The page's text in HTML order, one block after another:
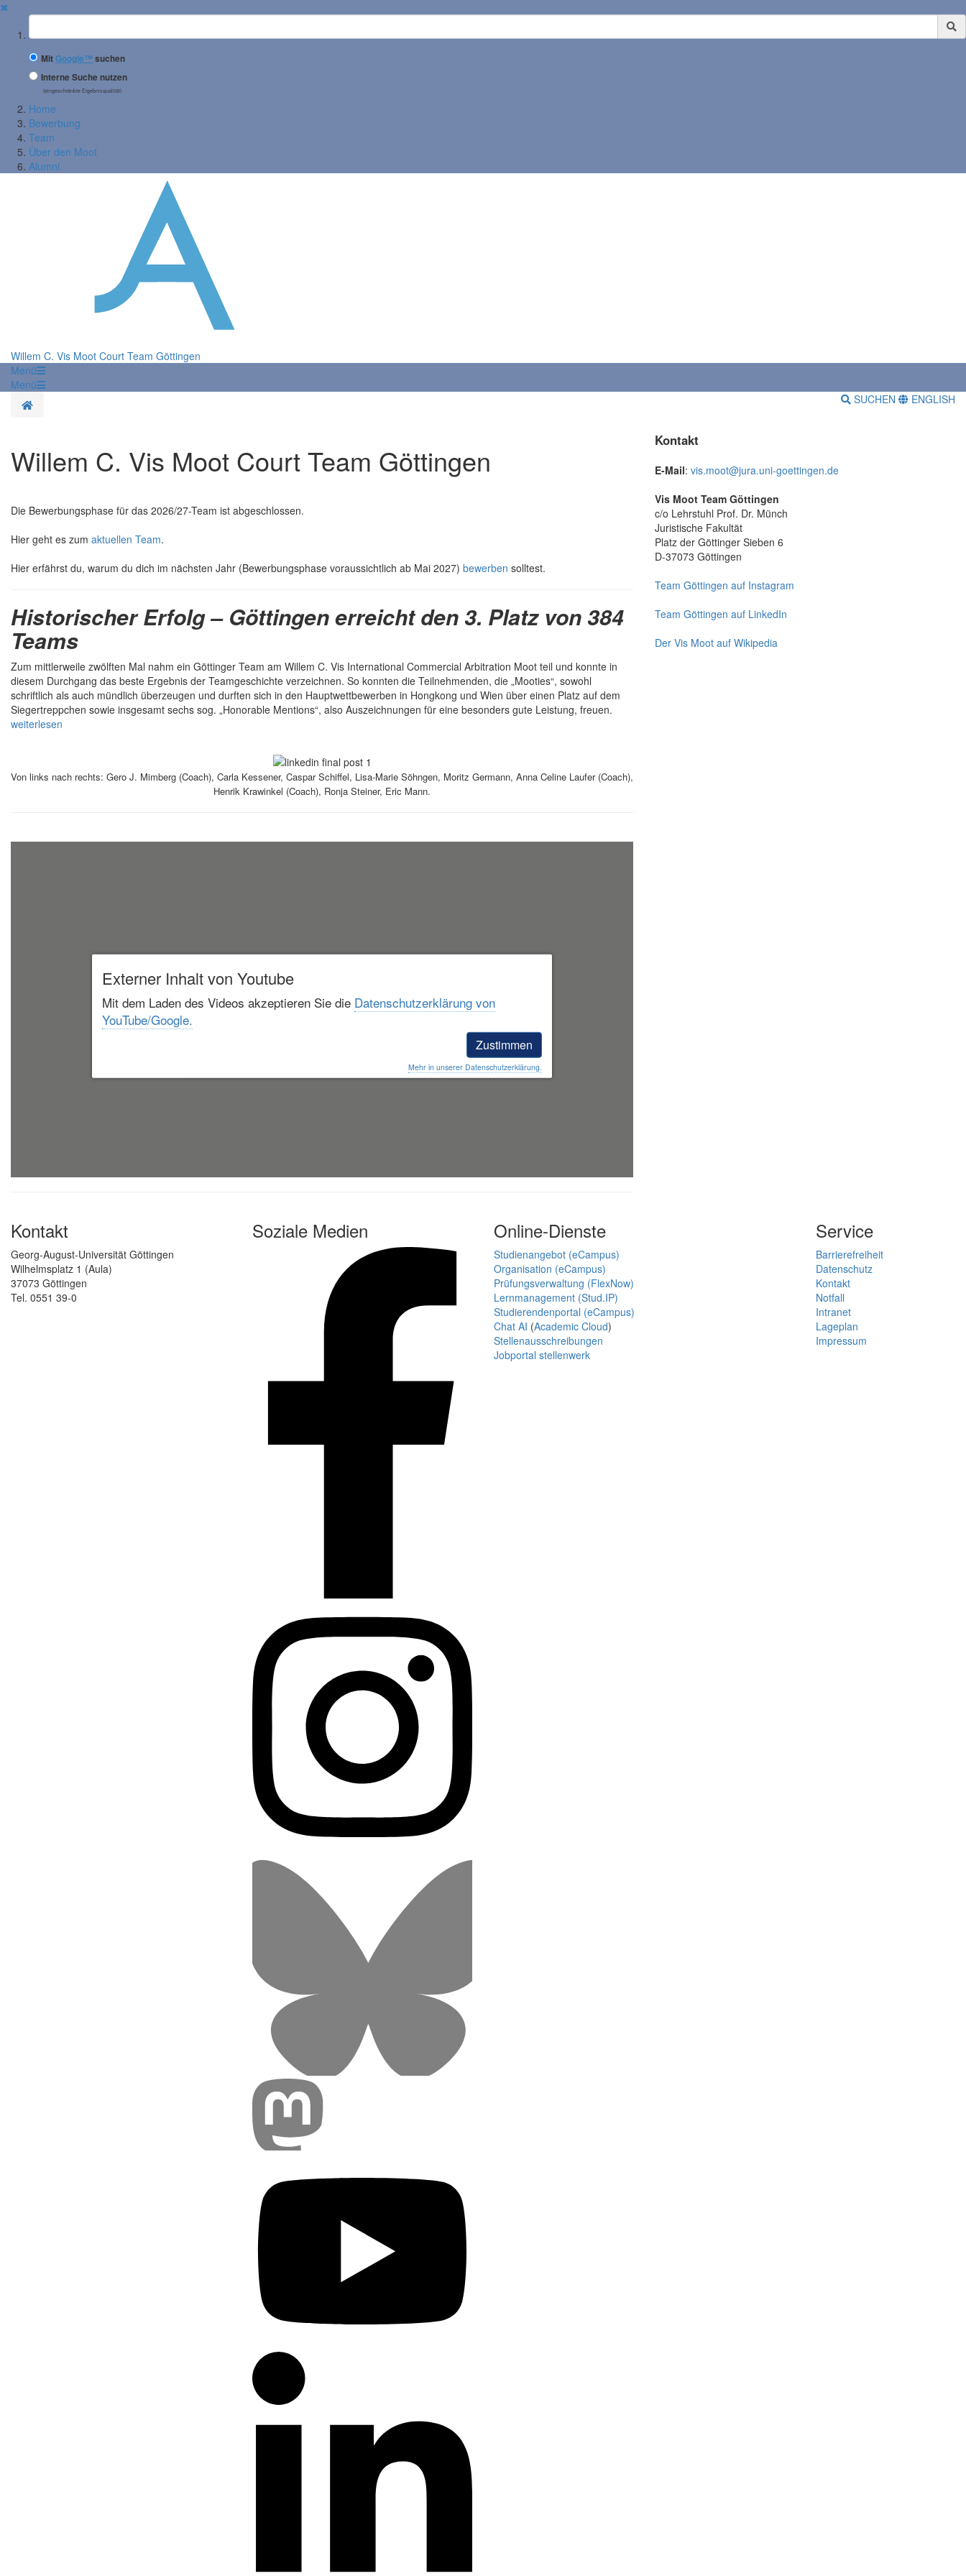
✖
Suchbegriff
MitGoogle™ suchen
Interne Suche nutzen
(eingeschränkte Ergebnisqualität)
Home
Bewerbung
Team
Über den Moot
Alumni
Willem C. Vis Moot Court Team Göttingen
Menü
Menü
Startseite
SUCHEN ENGLISH
Willem C. Vis Moot Court Team Göttingen
Die Bewerbungsphase für das 2026/27-Team ist abgeschlossen.
Hier geht es zum aktuellen Team.
Hier erfährst du, warum du dich im nächsten Jahr (Bewerbungsphase voraussichtlich ab Mai 2027) bewerben solltest.
Historischer Erfolg – Göttingen erreicht den 3. Platz von 384
Teams
Zum mittlerweile zwölften Mal nahm ein Göttinger Team am Willem C. Vis International Commercial Arbitration Moot teil und konnte in
diesem Durchgang das beste Ergebnis der Teamgeschichte verzeichnen. So konnten die Teilnehmenden, die „Mooties“, sowohl
schriftlich als auch mündlich überzeugen und durften sich in den Hauptwettbewerben in Hongkong und Wien über einen Platz auf dem
Siegertreppchen sowie insgesamt sechs sog. „Honorable Mentions“, also Auszeichnungen für eine besonders gute Leistung, freuen.
weiterlesen
Von links nach rechts: Gero J. Mimberg (Coach), Carla Kessener, Caspar Schiffel, Lisa-Marie Söhngen, Moritz Germann, Anna Celine Laufer (Coach),
Henrik Krawinkel (Coach), Ronja Steiner, Eric Mann.
Externer Inhalt von Youtube
Mit dem Laden des Videos akzeptieren Sie die Datenschutzerklärung von
YouTube/Google.
Zustimmen
Mehr in unserer Datenschutzerklärung.
Kontakt
E-Mail: vis.moot@jura.uni-goettingen.de
Vis Moot Team Göttingen
c/o Lehrstuhl Prof. Dr. Münch
Juristische Fakultät
Platz der Göttinger Sieben 6
D-37073 Göttingen
Team Göttingen auf Instagram
Team Göttingen auf LinkedIn
Der Vis Moot auf Wikipedia
Kontakt
Georg-August-Universität Göttingen
Wilhelmsplatz 1 (Aula)
37073 Göttingen
Tel. 0551 39-0
Soziale Medien Online-Dienste
Studienangebot (eCampus)
Organisation (eCampus)
Prüfungsverwaltung (FlexNow)
Lernmanagement (Stud.IP)
Studierendenportal (eCampus)
Chat AI (Academic Cloud)
Stellenausschreibungen
Jobportal stellenwerk
Service
Barrierefreiheit
Datenschutz
Kontakt
Notfall
Intranet
Lageplan
Impressum